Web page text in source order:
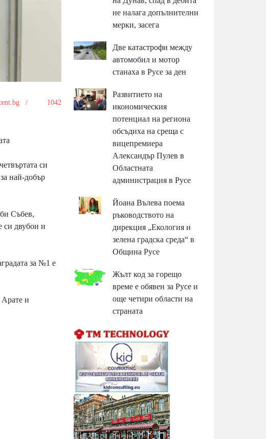
/ 1042
си
най-добър
Събев,
си двубои и
за №1 е
и
не налага допълнителни
мерки, засега
Две катастрофи между
автомобил и мотор
станаха в Русе за ден
Развитието на
икономическия
потенциал на региона
обсъдиха на среща с
вицепремиера
Александър Пулев в
Областната
администрация в Русе
Йоана Вълева поема
ръководството на
дирекция „Екология и
зелена градска среда“ в
Община Русе
Жълт код за горещо
време е обявен за Русе и
още четири области на
страната